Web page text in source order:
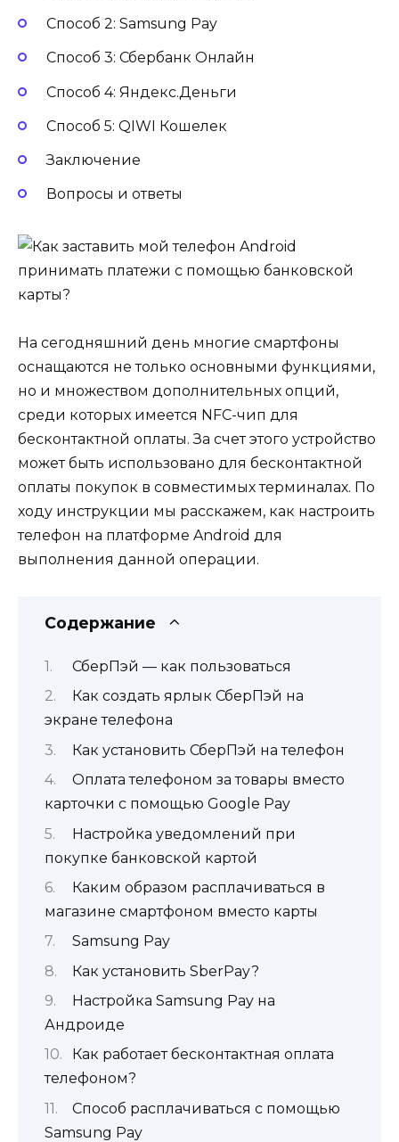
Способ 2: Samsung Pay
Способ 3: Сбербанк Онлайн
Способ 4: Яндекс.Деньги
Способ 5: QIWI Кошелек
Заключение
Вопросы и ответы
На сегодняшний день многие смартфоны
оснащаются не только основными функциями,
но и множеством дополнительных опций,
среди которых имеется NFC-чип для
бесконтактной оплаты. За счет этого устройство
может быть использовано для бесконтактной
оплаты покупок в совместимых терминалах. По
ходу инструкции мы расскажем, как настроить
телефон на платформе Android для
выполнения данной операции.
Содержание
СберПэй — как пользоваться
Как создать ярлык СберПэй на
экране телефона
Как установить СберПэй на телефон
Оплата телефоном за товары вместо
карточки с помощью Google Pay
Настройка уведомлений при
покупке банковской картой
Каким образом расплачиваться в
магазине смартфоном вместо карты
Samsung Pay
Как установить SberPay?
Настройка Samsung Pay на
Андроиде
Как работает бесконтактная оплата
телефоном?
Способ расплачиваться с помощью
Samsung Pay